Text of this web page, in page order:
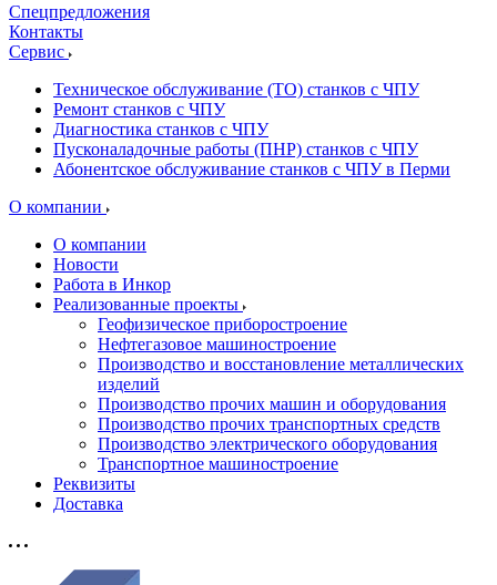
Спецпредложения
Контакты
Сервис
Техническое обслуживание (ТО) станков с ЧПУ
Ремонт станков с ЧПУ
Диагностика станков с ЧПУ
Пусконаладочные работы (ПНР) станков с ЧПУ
Абонентское обслуживание станков с ЧПУ в Перми
О компании
О компании
Новости
Работа в Инкор
Реализованные проекты
Геофизическое приборостроение
Нефтегазовое машиностроение
Производство и восстановление металлических
изделий
Производство прочих машин и оборудования
Производство прочих транспортных средств
Производство электрического оборудования
Транспортное машиностроение
Реквизиты
Доставка